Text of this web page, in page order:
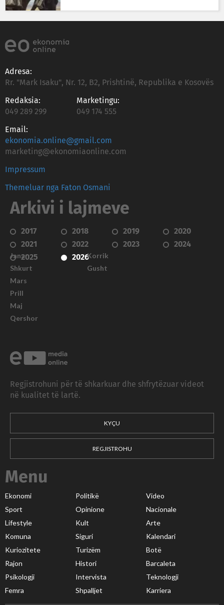
Adresa:
Rr. "Mark Isaku", Nr. 12, B2, Prishtinë, Republika e Kosovës
Redaksia:
049 289 299
Marketingu:
049 174 555
Email:
ekonomia.online@gmail.com
marketing@ekonomiaonline.com
Impressum
Themeluar nga Faton Osmani
Arkivi i lajmeve
2017 2018 2019
2020
2021
2022 2023
2024
2025
2026
Janar
Shkurt
Mars
Prill
Maj
Qershor
Korrik
Gusht
Regjistrohuni për të shkarkuar dhe shfrytëzuar videot
në kualitet të lartë.
KYÇU
REGJISTROHU
Menu
Ekonomi Politikë
Video
Sport
Opinione
Nacionale
Lifestyle
Kult
Arte
Komuna
Siguri
Kalendari
Kuriozitete
Turizëm
Botë
Rajon
Histori
Barcaleta
Psikologji
Intervista
Teknologji
Femra
Shpalljet Karriera